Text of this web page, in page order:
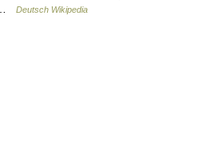
…
Deutsch Wikipedia